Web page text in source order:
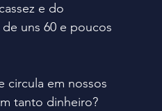
e do
uns 60 e poucos
em nossos
tanto dinheiro?